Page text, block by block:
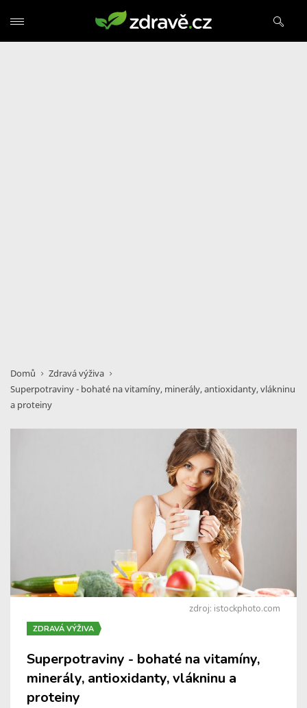
Domů
Zdravá výživa
Superpotraviny - bohaté na vitamíny, minerály, antioxidanty, vlákninu
a proteiny
zdroj: istockphoto.com
ZDRAVÁ VÝŽIVA
Superpotraviny - bohaté na vitamíny,
minerály, antioxidanty, vlákninu a
proteiny